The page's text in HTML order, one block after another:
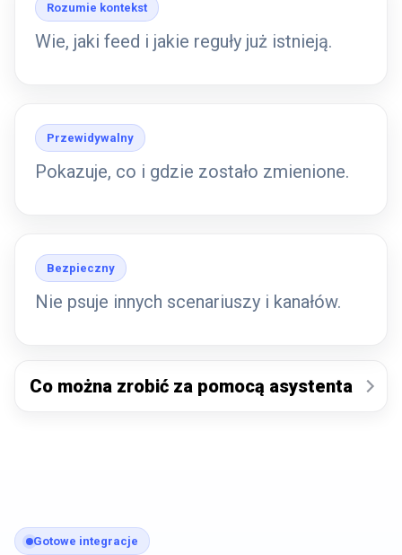
Rozumie kontekst
Wie, jaki feed i jakie reguły już istnieją.
Przewidywalny
Pokazuje, co i gdzie zostało zmienione.
Bezpieczny
Nie psuje innych scenariuszy i kanałów.
Co można zrobić za pomocą asystenta
Gotowe integracje